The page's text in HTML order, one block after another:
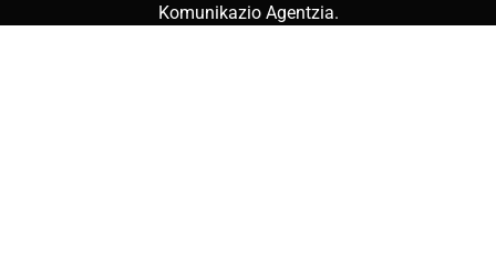
Komunikazio Agentzia.